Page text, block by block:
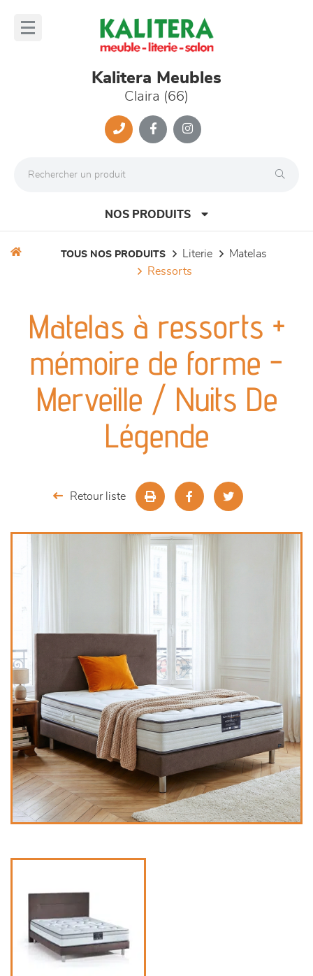
Kalitera Meubles
Claira (66)
NOS PRODUITS
séjours
meubles de complément
chambres et dressing
TOUS NOS PRODUITS literie
matelas
ressorts
Matelas à ressorts +
mémoire de forme -
Merveille / Nuits De
Légende
Retour liste